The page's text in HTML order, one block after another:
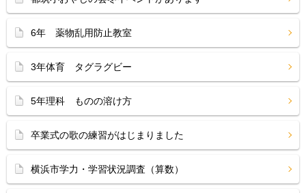
6年 薬物乱用防止教室
3年体育 タグラグビー
5年理科 ものの溶け方
卒業式の歌の練習がはじまりました
横浜市学力・学習状況調査（算数）